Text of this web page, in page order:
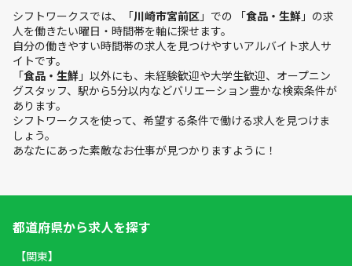
シフトワークスでは、「川崎市宮前区 」での 「食品・生鮮 」の求
人を働きたい曜日・時間帯を軸に探せます。
自分の働きやすい時間帯の求人を見つけやすいアルバイト求人サ
イトです。
「食品・生鮮 」以外にも、未経験歓迎や大学生歓迎、オープニン
グスタッフ、駅から5分以内などバリエーション豊かな検索条件が
あります。
シフトワークスを使って、希望する条件で働ける求人を見つけま
しょう。
あなたにあった素敵なお仕事が見つかりますように！
都道府県から求人を探す
【関東】